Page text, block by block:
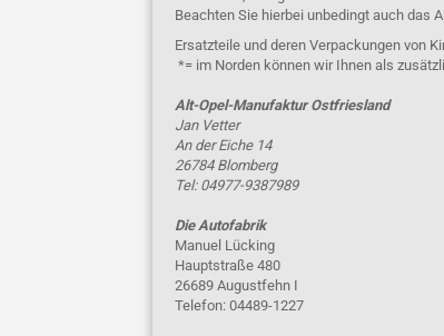
Beachten Sie hierbei unbedingt auch das
Ersatzteile und deren Verpackungen von
*= im Norden können wir Ihnen als
Alt-Opel-Manufaktur Ostfriesland
Jan Vetter
An der Eiche 14
26784 Blomberg
Tel: 04977-9387989
Die Autofabrik
Manuel Lücking
Hauptstraße 480
26689 Augustfehn I
Telefon: 04489-1227